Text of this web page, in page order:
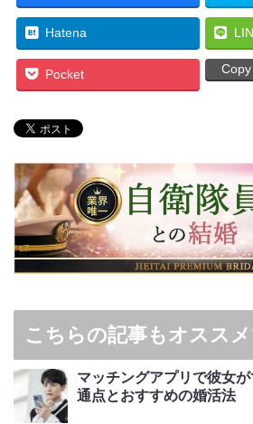
Hatena
Pocket Copy
こちらの記事もオススメ
マッチングアプリで彼女
通点とおすすめの婚活法